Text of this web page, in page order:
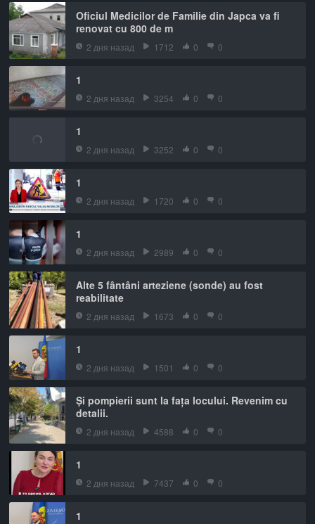
Oficiul Medicilor de Familie din Japca va fi
renovat cu 800 de m
2 дня назад 1712 0 0
1
2 дня назад 3254 0 0
1
2 дня назад 3252 0 0
1
2 дня назад 1720 0 0
1
2 дня назад 2989 0 0
Alte 5 fântâni arteziene (sonde) au fost
reabilitate
2 дня назад 1673 0 0
1
2 дня назад 1501 0 0
Și pompierii sunt la fața locului. Revenim cu
detalii.
2 дня назад 4588 0 0
1
2 дня назад 7437 0 0
1